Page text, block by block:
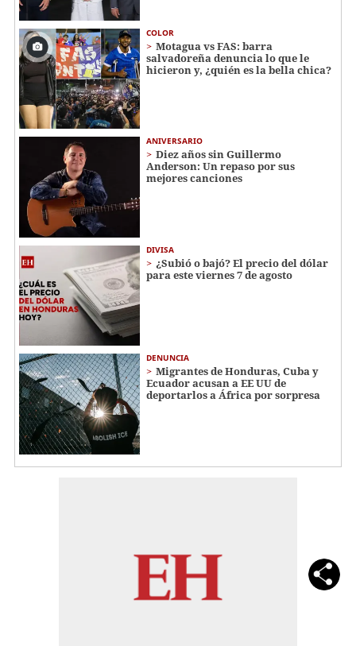
COLOR
Motagua vs FAS: barra
salvadoreña denuncia lo que le
hicieron y, ¿quién es la bella chica?
ANIVERSARIO
Diez años sin Guillermo
Anderson: Un repaso por sus
mejores canciones
DIVISA
¿Subió o bajó? El precio del dólar
para este viernes 7 de agosto
DENUNCIA
Migrantes de Honduras, Cuba y
Ecuador acusan a EE UU de
deportarlos a África por sorpresa